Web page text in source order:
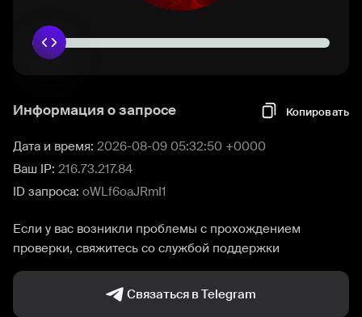
Информация о запросе Копировать
Дата и время: 2026-08-09 05:32:50 +0000
Ваш IP: 216.73.217.84
ID запроса: oWLf6oaJRmI1
Если у вас возникли проблемы с прохождением
проверки, свяжитесь со службой поддержки
Связаться в Telegram